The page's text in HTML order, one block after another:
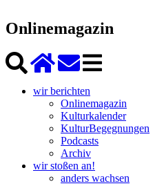
Onlinemagazin
wir berichten
Onlinemagazin
Kulturkalender
KulturBegegnungen
Podcasts
Archiv
wir stoßen an!
anders wachsen